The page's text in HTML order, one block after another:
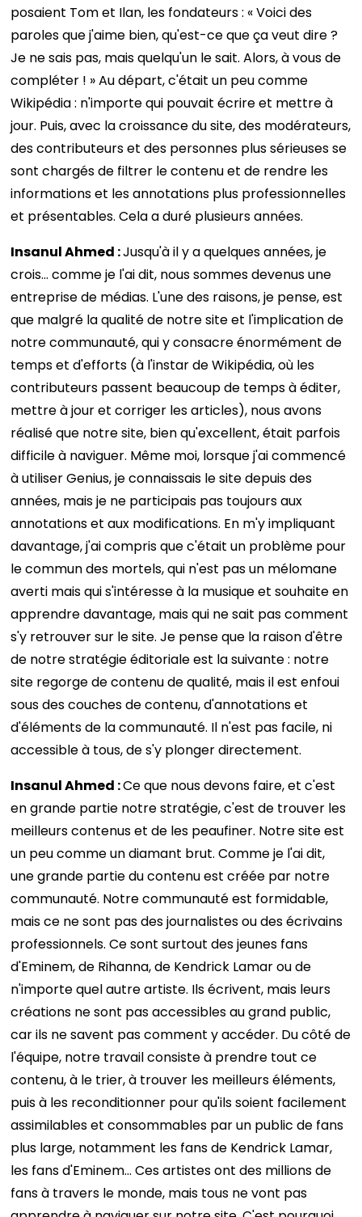
posaient Tom et Ilan, les fondateurs : « Voici des
paroles que j'aime bien, qu'est-ce que ça veut dire ?
Je ne sais pas, mais quelqu'un le sait. Alors, à vous de
compléter ! » Au départ, c'était un peu comme
Wikipédia : n'importe qui pouvait écrire et mettre à
jour. Puis, avec la croissance du site, des modérateurs,
des contributeurs et des personnes plus sérieuses se
sont chargés de filtrer le contenu et de rendre les
informations et les annotations plus professionnelles
et présentables. Cela a duré plusieurs années.
Insanul Ahmed :Jusqu'à il y a quelques années, je
crois… comme je l'ai dit, nous sommes devenus une
entreprise de médias. L'une des raisons, je pense, est
que malgré la qualité de notre site et l'implication de
notre communauté, qui y consacre énormément de
temps et d'efforts (à l'instar de Wikipédia, où les
contributeurs passent beaucoup de temps à éditer,
mettre à jour et corriger les articles), nous avons
réalisé que notre site, bien qu'excellent, était parfois
difficile à naviguer. Même moi, lorsque j'ai commencé
à utiliser Genius, je connaissais le site depuis des
années, mais je ne participais pas toujours aux
annotations et aux modifications. En m'y impliquant
davantage, j'ai compris que c'était un problème pour
le commun des mortels, qui n'est pas un mélomane
averti mais qui s'intéresse à la musique et souhaite en
apprendre davantage, mais qui ne sait pas comment
s'y retrouver sur le site. Je pense que la raison d'être
de notre stratégie éditoriale est la suivante : notre
site regorge de contenu de qualité, mais il est enfoui
sous des couches de contenu, d'annotations et
d'éléments de la communauté. Il n'est pas facile, ni
accessible à tous, de s'y plonger directement.
Insanul Ahmed :Ce que nous devons faire, et c'est
en grande partie notre stratégie, c'est de trouver les
meilleurs contenus et de les peaufiner. Notre site est
un peu comme un diamant brut. Comme je l'ai dit,
une grande partie du contenu est créée par notre
communauté. Notre communauté est formidable,
mais ce ne sont pas des journalistes ou des écrivains
professionnels. Ce sont surtout des jeunes fans
d'Eminem, de Rihanna, de Kendrick Lamar ou de
n'importe quel autre artiste. Ils écrivent, mais leurs
créations ne sont pas accessibles au grand public,
car ils ne savent pas comment y accéder. Du côté de
l'équipe, notre travail consiste à prendre tout ce
contenu, à le trier, à trouver les meilleurs éléments,
puis à les reconditionner pour qu'ils soient facilement
assimilables et consommables par un public de fans
plus large, notamment les fans de Kendrick Lamar,
les fans d'Eminem… Ces artistes ont des millions de
fans à travers le monde, mais tous ne vont pas